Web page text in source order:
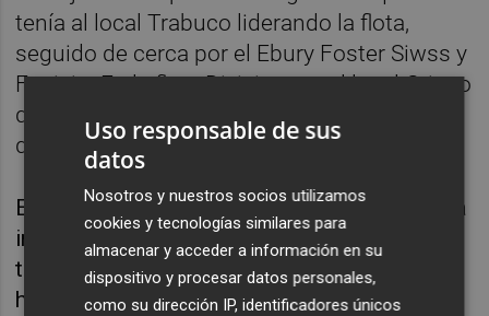
tenía al local Trabuco liderando la flota,
seguido de cerca por el Ebury Foster Siwss y
Fenicio. En la flota Division era el local Griego
que asumía el mando de manera clara, algo
que también hizo Mandanga en el grupo 2.
En el último tramo, con una ligera subida en la
intensidad del viento, hacía que el Trabuco
tomase el mando siendo el primero en llegar
haciéndolo a las 14.47 horas con cerca de 2
Uso responsable de sus
datos
Nosotros y nuestros socios utilizamos
cookies y tecnologías similares para
almacenar y acceder a información en su
dispositivo y procesar datos personales,
como su dirección IP, identificadores únicos